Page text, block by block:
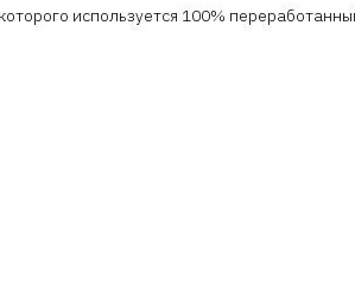
используется 100%